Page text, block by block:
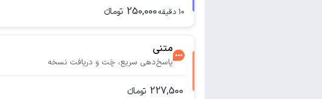
10 دقیقه250,000 تومانء
متنی
پاسخ‌دهی سریع، چَت و دریافت نسخه
227,500 تومانء